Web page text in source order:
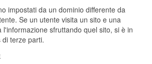
impostati da un dominio differente da
Se un utente visita un sito e una
l'informazione sfruttando quel sito, si è in
terze parti.